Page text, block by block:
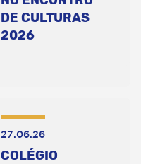
DE CULTURAS
2026
27.06.26
COLÉGIO